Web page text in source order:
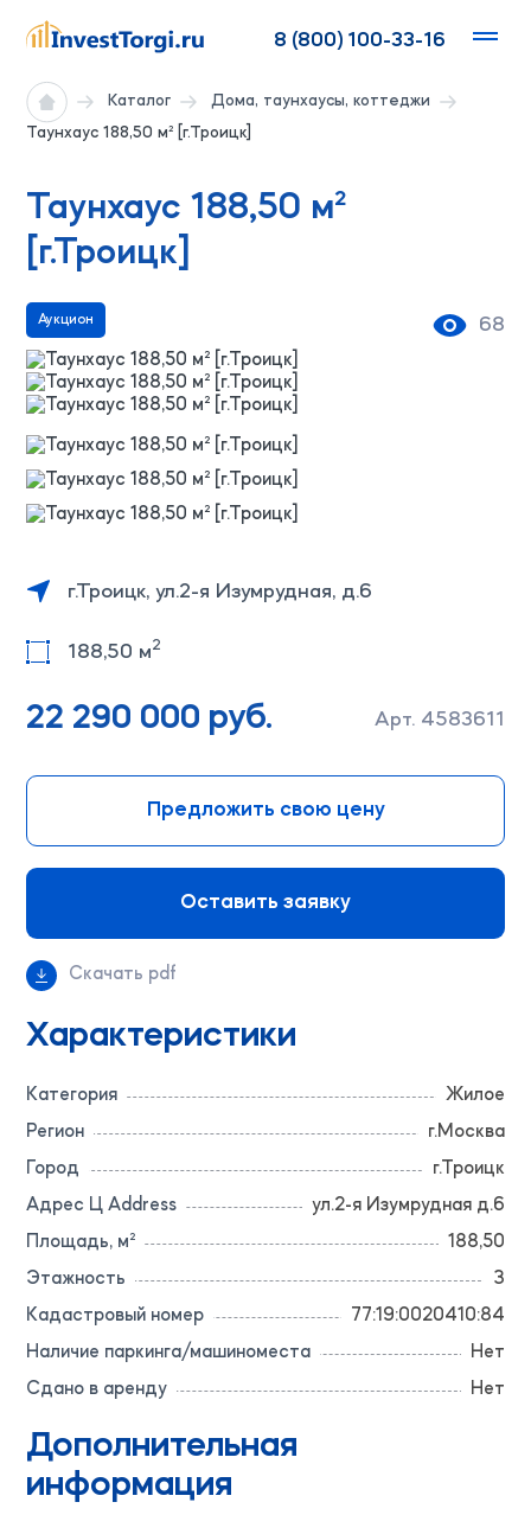
8 (800) 100-33-16
Каталог
Дома, таунхаусы, коттеджи
Таунхаус 188,50 м² [г.Троицк]
Таунхаус 188,50 м²
[г.Троицк]
Аукцион 68
г.Троицк, ул.2-я Изумрудная, д.6
188,50 м2
22 290 000 руб. Арт. 4583611
Предложить свою цену
Оставить заявку
Скачать pdf
Характеристики
Категория
Жилое
Регион
г.Москва
Город
г.Троицк
Адрес Ц Address
ул.2-я Изумрудная д.6
Площадь, м²
188,50
Этажность
3
Кадастровый номер
77:19:0020410:84
Наличие паркинга/машиноместа
Нет
Сдано в аренду
Нет
Дополнительная
информация